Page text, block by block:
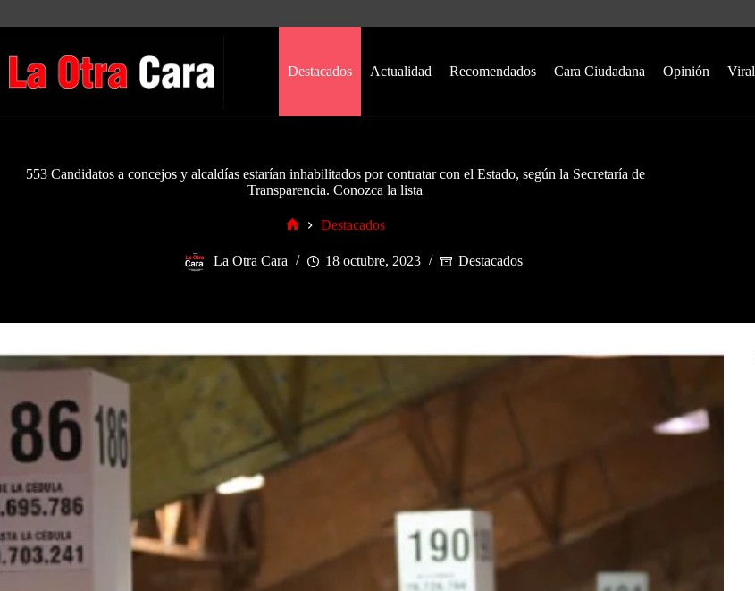
Destacados Actualidad Recomendados Cara Ciudadana Opinión Viral
553 Candidatos a concejos y alcaldías estarían inhabilitados por contratar con el Estado, según la Secretaría de
Transparencia. Conozca la lista
Destacados
La Otra Cara 18 octubre, 2023 Destacados